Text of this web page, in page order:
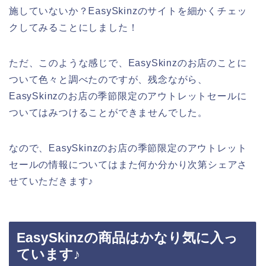
施していないか？EasySkinzのサイトを細かくチェッ
クしてみることにしました！
ただ、このような感じで、EasySkinzのお店のことに
ついて色々と調べたのですが、残念ながら、
EasySkinzのお店の季節限定のアウトレットセールに
ついてはみつけることができませんでした。
なので、EasySkinzのお店の季節限定のアウトレット
セールの情報についてはまた何か分かり次第シェアさ
せていただきます♪
EasySkinzの商品はかなり気に入っ
ています♪